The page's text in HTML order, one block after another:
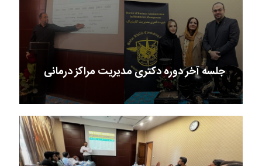
جلسه آخر دوره دکتری مدیریت مراکز درمانی